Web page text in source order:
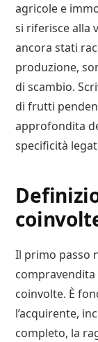
agricole e
si riferisce alla
ancora stati
produzione,
di scambio.
di frutti
approfondita
specificità
Il primo passo
coinvolte. È
l’acquirente,
completo, la